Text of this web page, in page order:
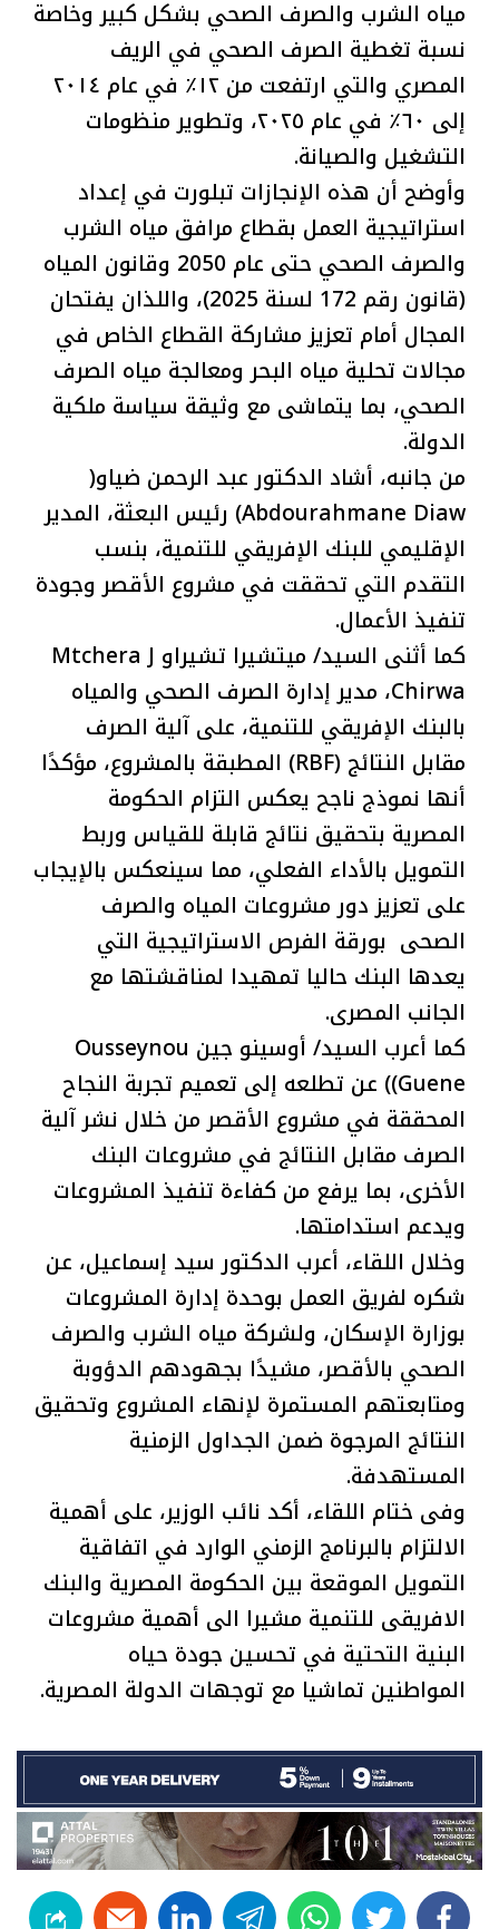
مياه الشرب والصرف الصحي بشكل كبير وخاصة
نسبة تغطية الصرف الصحي في الريف
المصري والتي ارتفعت من ١٢٪؜ في عام ٢٠١٤
إلى ٦٠٪؜ في عام ٢٠٢٥، وتطوير منظومات
التشغيل والصيانة.
وأوضح أن هذه الإنجازات تبلورت في إعداد
استراتيجية العمل بقطاع مرافق مياه الشرب
والصرف الصحي حتى عام 2050 وقانون المياه
(قانون رقم 172 لسنة 2025)، واللذان يفتحان
المجال أمام تعزيز مشاركة القطاع الخاص في
مجالات تحلية مياه البحر ومعالجة مياه الصرف
الصحي، بما يتماشى مع وثيقة سياسة ملكية
الدولة.
من جانبه، أشاد الدكتور عبد الرحمن ضياو(
Abdourahmane Diaw) رئيس البعثة، المدير
الإقليمي للبنك الإفريقي للتنمية، بنسب
التقدم التي تحققت في مشروع الأقصر وجودة
تنفيذ الأعمال.
كما أثنى السيد/ ميتشيرا تشيراو Mtchera J
Chirwa، مدير إدارة الصرف الصحي والمياه
بالبنك الإفريقي للتنمية، على آلية الصرف
مقابل النتائج (RBF) المطبقة بالمشروع، مؤكدًا
أنها نموذج ناجح يعكس التزام الحكومة
المصرية بتحقيق نتائج قابلة للقياس وربط
التمويل بالأداء الفعلي، مما سينعكس بالإيجاب
على تعزيز دور مشروعات المياه والصرف
الصحى بورقة الفرص الاستراتيجية التي
يعدها البنك حاليا تمهيدا لمناقشتها مع
الجانب المصرى.
كما أعرب السيد/ أوسينو جين Ousseynou
Guene)) عن تطلعه إلى تعميم تجربة النجاح
المحققة في مشروع الأقصر من خلال نشر آلية
الصرف مقابل النتائج في مشروعات البنك
الأخرى، بما يرفع من كفاءة تنفيذ المشروعات
ويدعم استدامتها.
وخلال اللقاء، أعرب الدكتور سيد إسماعيل، عن
شكره لفريق العمل بوحدة إدارة المشروعات
بوزارة الإسكان، ولشركة مياه الشرب والصرف
الصحي بالأقصر، مشيدًا بجهودهم الدؤوبة
ومتابعتهم المستمرة لإنهاء المشروع وتحقيق
النتائج المرجوة ضمن الجداول الزمنية
المستهدفة.
وفى ختام اللقاء، أكد نائب الوزير، على أهمية
الالتزام بالبرنامج الزمني الوارد في اتفاقية
التمويل الموقعة بين الحكومة المصرية والبنك
الافريقى للتنمية مشيرا الى أهمية مشروعات
البنية التحتية في تحسين جودة حياه
المواطنين تماشيا مع توجهات الدولة المصرية.
facebook
twitter
whats
telegram
linkedin